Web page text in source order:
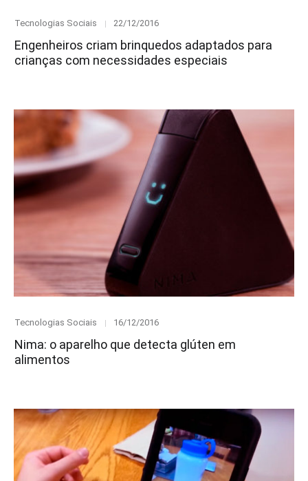
Category
Tecnologias Sociais
Posted
22/12/2016
Engenheiros criam brinquedos adaptados para
crianças com necessidades especiais
Category
Tecnologias Sociais
Posted
16/12/2016
Nima: o aparelho que detecta glúten em
alimentos